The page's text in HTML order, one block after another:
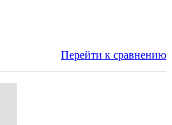
Перейти к сравнению